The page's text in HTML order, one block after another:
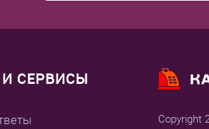
СЕРВИСЫ
Copyright